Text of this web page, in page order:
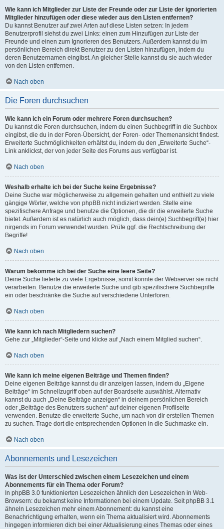
Wie kann ich Mitglieder zur Liste der Freunde oder zur Liste der ignorierten
Mitglieder hinzufügen oder diese wieder aus den Listen entfernen?
Du kannst Benutzer auf zwei Arten auf diese Listen setzen: In jedem
Benutzerprofil siehst du zwei Links: einen zum Hinzufügen zur Liste der
Freunde und einen zum Ignorieren des Benutzers. Außerdem kannst du im
persönlichen Bereich direkt Benutzer zu den Listen hinzufügen, indem du
deren Benutzernamen eingibst. An gleicher Stelle kannst du sie auch wieder
von den Listen entfernen.
Nach oben
Die Foren durchsuchen
Wie kann ich ein Forum oder mehrere Foren durchsuchen?
Du kannst die Foren durchsuchen, indem du einen Suchbegriff in die Suchbox
eingibst, die du in der Foren-Übersicht, der Foren- oder Themenansicht findest.
Erweiterte Suchmöglichkeiten erhältst du, indem du den „Erweiterte Suche“-
Link anklickst, der von jeder Seite des Forums aus verfügbar ist.
Nach oben
Weshalb erhalte ich bei der Suche keine Ergebnisse?
Deine Suche war möglicherweise zu allgemein gehalten und enthielt zu viele
gängige Wörter, welche von phpBB nicht indiziert werden. Stelle eine
spezifischere Anfrage und benutze die Optionen, die dir die erweiterte Suche
bietet. Außerdem ist es natürlich auch möglich, dass dein(e) Suchbegriff(e) hier
nirgends im Forum verwendet wurden. Prüfe ggf. die Rechtschreibung der
Begriffe!
Nach oben
Warum bekomme ich bei der Suche eine leere Seite?
Deine Suche lieferte zu viele Ergebnisse, somit konnte der Webserver sie nicht
verarbeiten. Benutze die erweiterte Suche und gib spezifischere Suchbegriffe
ein oder beschränke die Suche auf verschiedene Unterforen.
Nach oben
Wie kann ich nach Mitgliedern suchen?
Gehe zur „Mitglieder“-Seite und klicke auf „Nach einem Mitglied suchen“.
Nach oben
Wie kann ich meine eigenen Beiträge und Themen finden?
Deine eigenen Beiträge kannst du dir anzeigen lassen, indem du „Eigene
Beiträge“ im Schnellzugriff oben auf der Boardseite auswählst. Alternativ
kannst du auch „Deine Beiträge anzeigen“ in deinem persönlichen Bereich
oder „Beiträge des Benutzers suchen“ auf deiner eigenen Profilseite
verwenden. Benutze die erweiterte Suche, um nach von dir erstellen Themen
zu suchen. Trage dort die entsprechenden Optionen in die Suchmaske ein.
Nach oben
Abonnements und Lesezeichen
Was ist der Unterschied zwischen einem Lesezeichen und einem
Abonnements für ein Thema oder Forum?
In phpBB 3.0 funktionierten Lesezeichen ähnlich den Lesezeichen in Web-
Browsern: du bekamst keine Informationen bei einem Update. Seit phpBB 3.1
ähneln Lesezeichen mehr einem Abonnement: du kannst eine
Benachrichtigung erhalten, wenn ein Thema aktualisiert wird. Abonnements
hingegen informieren dich bei einer Aktualisierung eines Themas oder eines